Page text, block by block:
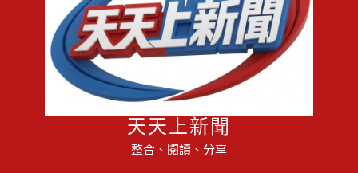
天天上新聞
整合、閱讀、分享